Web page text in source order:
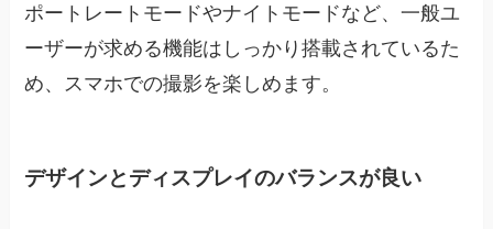
ポートレートモードやナイトモードなど、一般ユ
ーザーが求める機能はしっかり搭載されているた
め、スマホでの撮影を楽しめます。
デザインとディスプレイのバランスが良い